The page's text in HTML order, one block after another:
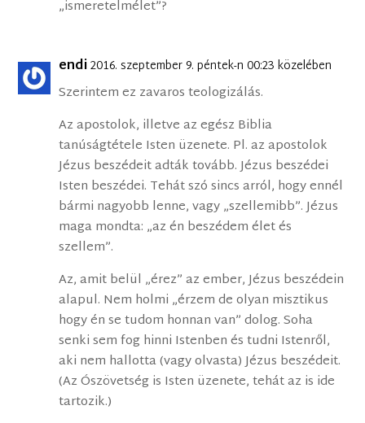
„ismeretelmélet”?
endi2016. szeptember 9. péntek-n 00:23 közelében
Szerintem ez zavaros teologizálás.
Az apostolok, illetve az egész Biblia
tanúságtétele Isten üzenete. Pl. az apostolok
Jézus beszédeit adták tovább. Jézus beszédei
Isten beszédei. Tehát szó sincs arról, hogy ennél
bármi nagyobb lenne, vagy „szellemibb”. Jézus
maga mondta: „az én beszédem élet és
szellem”.
Az, amit belül „érez” az ember, Jézus beszédein
alapul. Nem holmi „érzem de olyan misztikus
hogy én se tudom honnan van” dolog. Soha
senki sem fog hinni Istenben és tudni Istenről,
aki nem hallotta (vagy olvasta) Jézus beszédeit.
(Az Ószövetség is Isten üzenete, tehát az is ide
tartozik.)